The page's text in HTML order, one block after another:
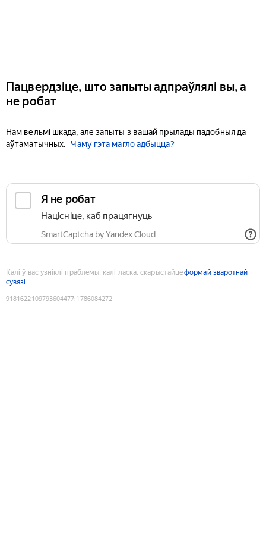
Пацвердзіце, што запыты адпраўлялі вы, а
не робат
Нам вельмі шкада, але запыты з вашай прылады падобныя да
аўтаматычных.
Чаму гэта магло адбыцца?
Я не робат
Націсніце, каб працягнуць
SmartCaptcha by Yandex Cloud
Калі ў вас узніклі праблемы, калі ласка, скарыстайцеформай зваротнай
сувязі
9181622109793604477:1786084272